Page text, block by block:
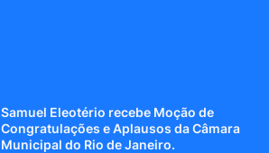
Samuel Eleotério recebe Moção de
Congratulações e Aplausos da Câmara
Municipal do Rio de Janeiro.